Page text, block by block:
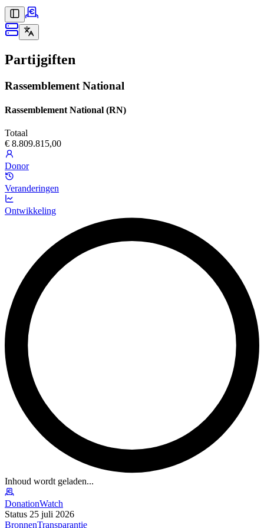
Partijgiften
Rassemblement National
Rassemblement National (RN)
Totaal
€ 8.809.815,00
Donor
Veranderingen
Ontwikkeling
Inhoud wordt geladen...
DonationWatch
Status 25 juli 2026
BronnenTransparantie